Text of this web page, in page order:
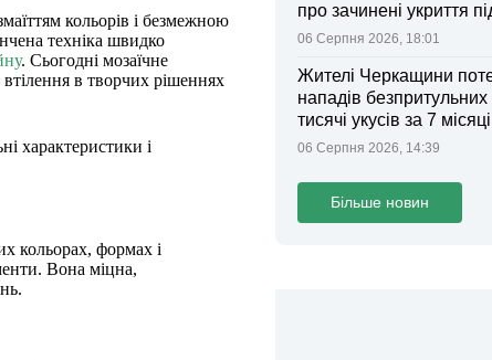
кольорів і безмежною
техніка швидко
. Сьогодні мозаїчне
в творчих рішеннях
характеристики і
кольорах, формах і
Вона міцна,
про зачинені укриття
тривоги
06 Серпня 2026, 18:01
Жителі Черкащини
нападів
тисячі укусів за 7
06 Серпня 2026, 14:39
Більше новин